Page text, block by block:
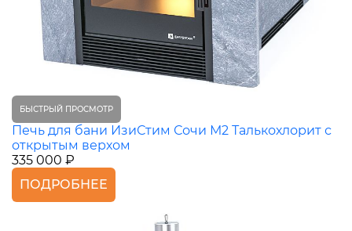
БЫСТРЫЙ ПРОСМОТР
Печь для бани ИзиСтим Сочи М2 Талькохлорит с
открытым верхом
335 000 ₽
ПОДРОБНЕЕ